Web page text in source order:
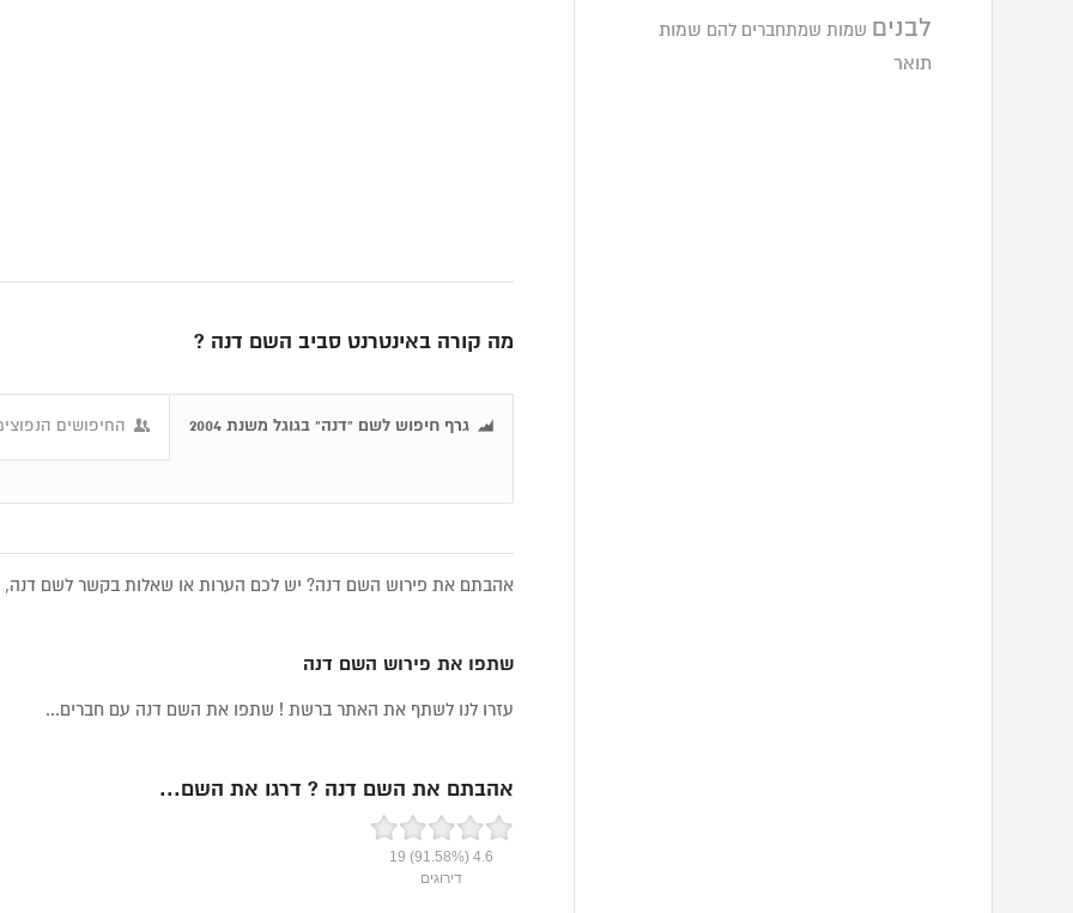
מה קורה באינטרנט סביב השם דנה ?
גרף חיפוש לשם "דנה" בגוגל משנת 2004 החיפושים
אהבתם את פירוש השם דנה? יש לכם הערות או שאלות בקשר לשם דנה,
שתפו את פירוש השם דנה
עזרו לנו לשתף את האתר ברשת ! שתפו את השם דנה עם חברים...
אהבתם את השם דנה ? דרגו את השם...
4.6
(91.58%)
19
דירוגים
לבנים
שמות שמתחברים להם שמות
תואר